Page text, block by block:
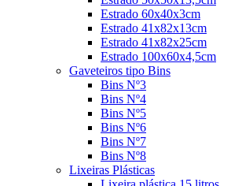
Estrado 60x40x3cm
Estrado 41x82x13cm
Estrado 41x82x25cm
Estrado 100x60x4,5cm
Gaveteiros tipo Bins
Bins Nº3
Bins Nº4
Bins Nº5
Bins Nº6
Bins Nº7
Bins Nº8
Lixeiras Plásticas